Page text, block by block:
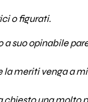
o figurati.
suo opinabile
la meriti venga a